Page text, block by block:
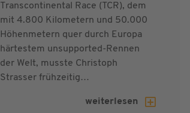
Transcontinental Race (TCR), dem
mit 4.800 Kilometern und 50.000
Höhenmetern quer durch Europa
härtestem unsupported-Rennen
der Welt, musste Christoph
Strasser frühzeitig…
weiterlesen